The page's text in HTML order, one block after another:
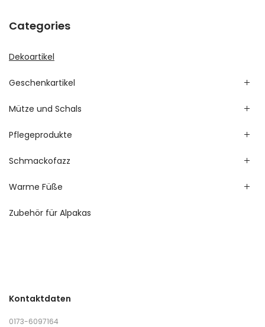
Categories
Dekoartikel
Geschenkartikel
Mütze und Schals
Pflegeprodukte
Schmackofazz
Warme Füße
Zubehör für Alpakas
Kontaktdaten
0173-6097164